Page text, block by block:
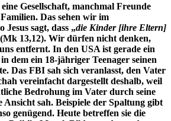
Gesellschaft, manchmal Freunde
Das sehen wir im
sagt, dass „die Kinder [ihre Eltern]
13,12). Wir dürfen nicht denken,
entfernt. In den USA ist gerade ein
dem ein 18-jähriger Teenager seinen
Das FBI sah sich veranlasst, den Vater
vereinfacht dargestellt deshalb, weil
Bedrohung im Vater durch seine
Ansicht sah. Beispiele der Spaltung gibt
genügend. Heute betreffen sie die